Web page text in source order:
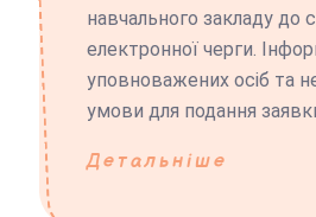
навчального закладу до
електронної черги.
уповноважених осіб та
умови для подання
Детальніше